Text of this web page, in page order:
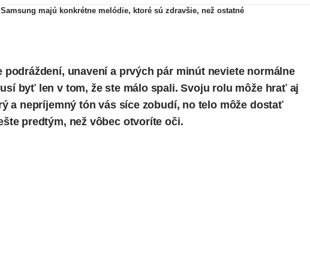
majú konkrétne melódie, ktoré sú zdravšie, než ostatné
podráždení, unavení a prvých pár minút neviete normálne
byť len v tom, že ste málo spali. Svoju rolu môže hrať aj
a nepríjemný tón vás síce zobudí, no telo môže dostať
predtým, než vôbec otvoríte oči.